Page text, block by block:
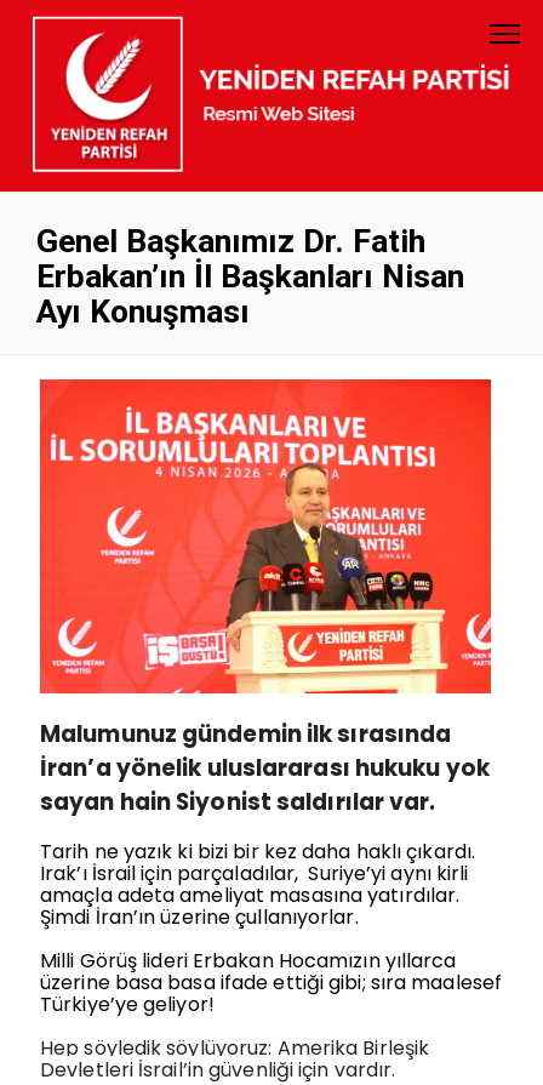
Genel Başkanımız Dr. Fatih
Erbakan’ın İl Başkanları Nisan
Ayı Konuşması
Malumunuz gündemin ilk sırasında
İran’a yönelik uluslararası hukuku yok
sayan hain Siyonist saldırılar var.
Tarih ne yazık ki bizi bir kez daha haklı çıkardı.
Irak’ı İsrail için parçaladılar, Suriye’yi aynı kirli
amaçla adeta ameliyat masasına yatırdılar.
Şimdi İran’ın üzerine çullanıyorlar.
Milli Görüş lideri Erbakan Hocamızın yıllarca
üzerine basa basa ifade ettiği gibi; sıra maalesef
Türkiye’ye geliyor!
Hep söyledik söylüyoruz: Amerika Birleşik
Devletleri İsrail’in güvenliği için vardır.
PARTİ TÜZÜĞÜ
PARTİ PROGRAMI
KURUMSAL KİMLİK
GENEL BAŞKAN
DİSİPLİN KURULU
GENÇLİK KOLLARI
KURUCULAR KURULU
İL BAŞKANLARI